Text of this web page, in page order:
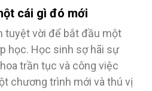
cái gì đó mới
tuyệt vời để bắt đầu một
học. Học sinh sợ hãi sự
trần tục và công việc
chương trình mới và thú vị